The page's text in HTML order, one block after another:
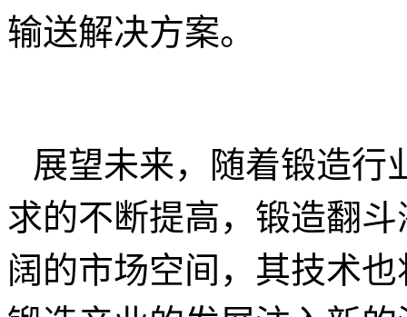
输送解决方案。
展望未来，随着锻造行
求的不断提高，锻造翻
阔的市场空间，其技术